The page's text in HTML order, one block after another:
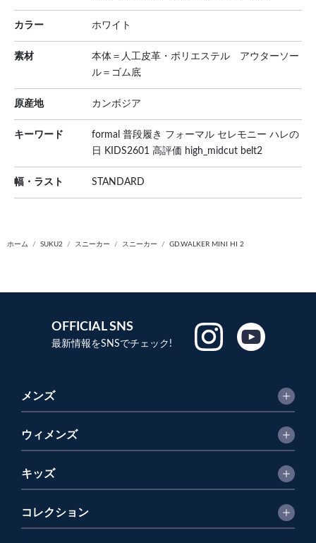
カラー ホワイト
素材
本体＝人工皮革・ポリエステル アウターソー
ル＝ゴム底
原産地 カンボジア
キーワード
formal 普段履き フォーマル セレモニー ハレの
日 KIDS2601 高評価 high_midcut belt2
幅・ラスト STANDARD
ホーム SUKU2 スニーカー スニーカー GD.WALKER MINI HI 2
OFFICIAL SNS
最新情報をSNSでチェック!
メンズ
ウィメンズ
キッズ
コレクション